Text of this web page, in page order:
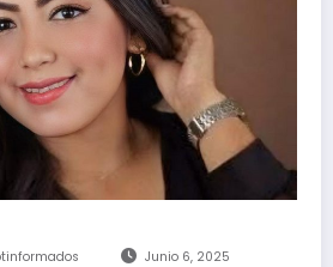
Junio 6, 2025